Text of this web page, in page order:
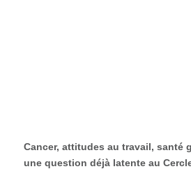
Cancer, attitudes au travail, santé
une question déjà latente au